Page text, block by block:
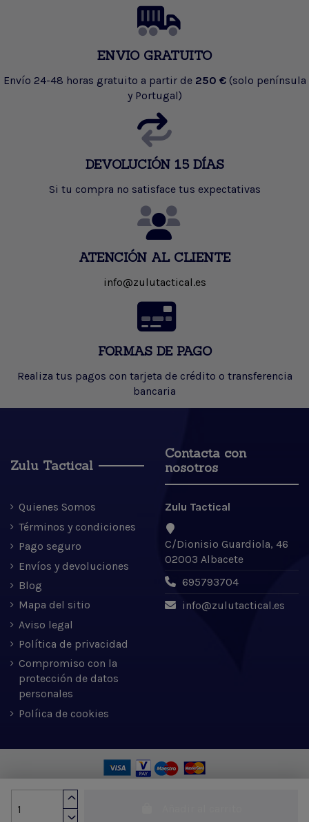
ENVIO GRATUITO
Envío 24-48 horas gratuito a partir de 250 € (solo península
y Portugal)
DEVOLUCIÓN 15 DÍAS
Si tu compra no satisface tus expectativas
ATENCIÓN AL CLIENTE
info@zulutactical.es
FORMAS DE PAGO
Realiza tus pagos con tarjeta de crédito o transferencia
bancaria
Zulu Tactical
Quienes Somos
Términos y condiciones
Pago seguro
Envíos y devoluciones
Blog
Mapa del sitio
Aviso legal
Política de privacidad
Compromiso con la
protección de datos
personales
Políica de cookies
Contacta con
nosotros
Zulu Tactical
C/Dionisio Guardiola, 46
02003 Albacete
695793704
info@zulutactical.es
Zulu Tactical S.L. © 2022 | Desarrollado por Expertic